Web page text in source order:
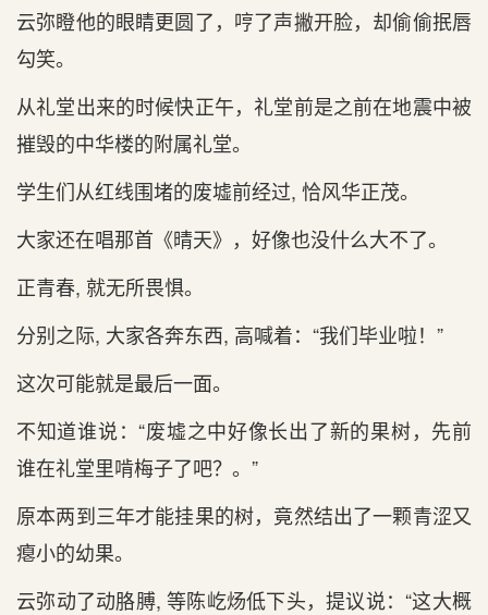
云弥瞪他的眼睛更圆了，哼了声撇开脸，却偷偷抿唇
勾笑。
从礼堂出来的时候快正午，礼堂前是之前在地震中被
摧毁的中华楼的附属礼堂。
学生们从红线围堵的废墟前经过, 恰风华正茂。
大家还在唱那首《晴天》，好像也没什么大不了。
正青春, 就无所畏惧。
分别之际, 大家各奔东西, 高喊着：“我们毕业啦！”
这次可能就是最后一面。
不知道谁说：“废墟之中好像长出了新的果树，先前
谁在礼堂里啃梅子了吧？。”
原本两到三年才能挂果的树，竟然结出了一颗青涩又
瘪小的幼果。
云弥动了动胳膊, 等陈屹炀低下头，提议说：“这大概